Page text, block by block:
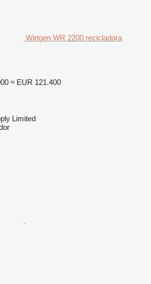
Wirtgen WR 2200 recicladora
≈ EUR 121.400
Limited